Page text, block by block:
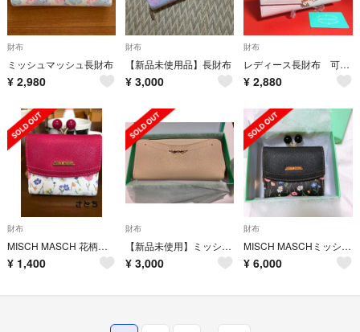
財布
ミッシュマッシュ長財布
¥ 2,980
財布
【新品未使用品】長財布
¥ 3,000
財布
レディース長財布 可愛い ミッシュマッシュ
¥ 2,880
財布
MISCH MASCH 花柄おりたたみ財布
¥ 1,400
財布
【新品未使用】ミッシュマッシュ 長財布 花柄
¥ 3,000
財布
MISCH MASCHミッシュマッシュ 3つ折りがま口ウォレット
¥ 6,000